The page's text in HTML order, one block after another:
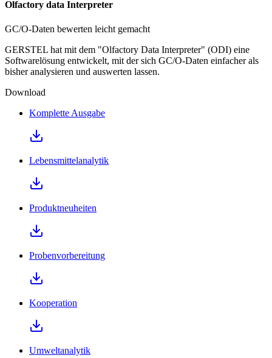
Olfactory data Interpreter
GC/O-Daten bewerten leicht gemacht
GERSTEL hat mit dem "Olfactory Data Interpreter" (ODI) eine
Softwarelösung entwickelt, mit der sich GC/O-Daten einfacher als
bisher analysieren und auswerten lassen.
Download
Komplette Ausgabe
Lebensmittelanalytik
Produktneuheiten
Probenvorbereitung
Kooperation
Umweltanalytik